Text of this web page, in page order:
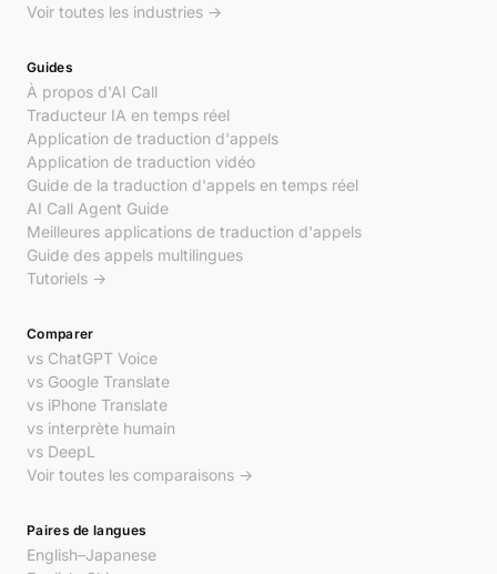
Voir toutes les industries →
Guides
À propos d'AI Call
Traducteur IA en temps réel
Application de traduction d'appels
Application de traduction vidéo
Guide de la traduction d'appels en temps réel
AI Call Agent Guide
Meilleures applications de traduction d'appels
Guide des appels multilingues
Tutoriels →
Comparer
vs ChatGPT Voice
vs Google Translate
vs iPhone Translate
vs interprète humain
vs DeepL
Voir toutes les comparaisons →
Paires de langues
English–Japanese